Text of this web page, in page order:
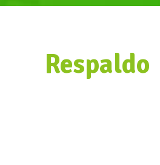
Respaldo